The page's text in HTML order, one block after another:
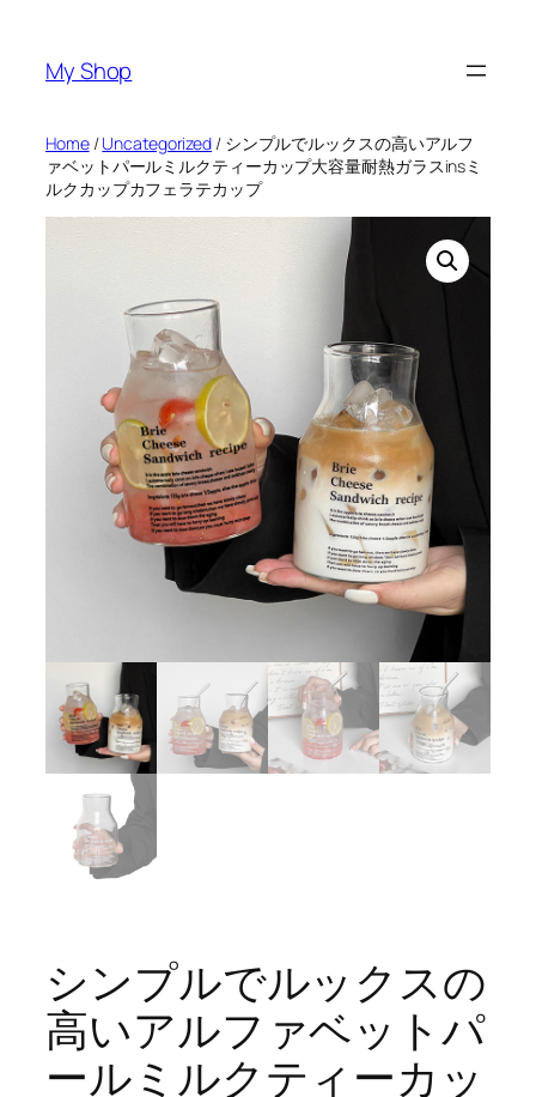
content
My Shop
Home/Uncategorized / シンプルでルックスの高いアルフ
ァベットパールミルクティーカップ大容量耐熱ガラスinsミ
ルクカップカフェラテカップ
シンプルでルックスの
高いアルファベットパ
ールミルクティーカッ